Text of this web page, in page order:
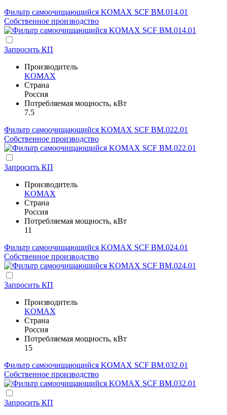
Фильтр самоочищающийся KOMAX SCF BM.014.01
Собственное производство
Запросить КП
Производитель
KOMAX
Страна
Россия
Потребляемая мощность, кВт
7.5
Фильтр самоочищающийся KOMAX SCF BM.022.01
Собственное производство
Запросить КП
Производитель
KOMAX
Страна
Россия
Потребляемая мощность, кВт
11
Фильтр самоочищающийся KOMAX SCF BM.024.01
Собственное производство
Запросить КП
Производитель
KOMAX
Страна
Россия
Потребляемая мощность, кВт
15
Фильтр самоочищающийся KOMAX SCF BM.032.01
Собственное производство
Запросить КП